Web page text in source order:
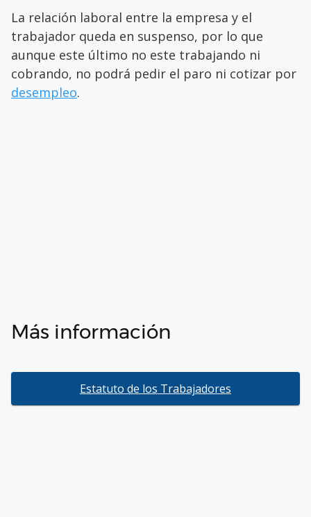
La relación laboral entre la empresa y el
trabajador queda en suspenso, por lo que
aunque este último no este trabajando ni
cobrando, no podrá pedir el paro ni cotizar por
desempleo.
Más información
Estatuto de los Trabajadores